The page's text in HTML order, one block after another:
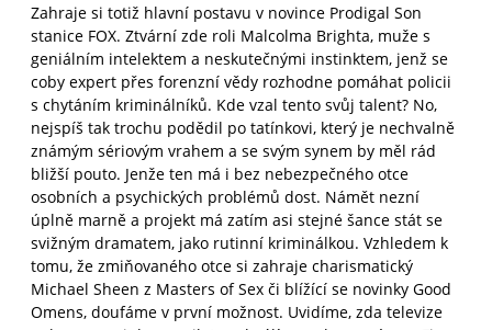
Zahraje si totiž hlavní postavu v novince Prodigal Son
stanice FOX. Ztvární zde roli Malcolma Brighta, muže s
geniálním intelektem a neskutečnými instinktem, jenž se
coby expert přes forenzní vědy rozhodne pomáhat policii
s chytáním kriminálníků. Kde vzal tento svůj talent? No,
nejspíš tak trochu podědil po tatínkovi, který je nechvalně
známým sériovým vrahem a se svým synem by měl rád
bližší pouto. Jenže ten má i bez nebezpečného otce
osobních a psychických problémů dost. Námět nezní
úplně marně a projekt má zatím asi stejné šance stát se
svižným dramatem, jako rutinní kriminálkou. Vzhledem k
tomu, že zmiňovaného otce si zahraje charismatický
Michael Sheen z Masters of Sex či blížící se novinky Good
Omens, doufáme v první možnost. Uvidíme, zda televize